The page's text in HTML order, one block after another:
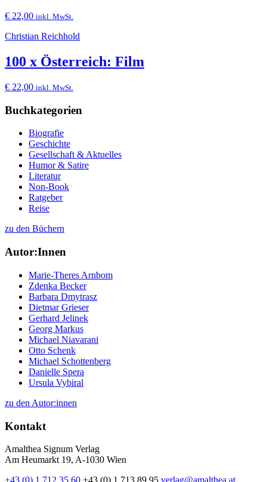
€ 22,00 inkl. MwSt.
Christian Reichhold
100 x Österreich: Film
€ 22,00 inkl. MwSt.
Buchkategorien
Biografie
Geschichte
Gesellschaft & Aktuelles
Humor & Satire
Literatur
Non-Book
Ratgeber
Reise
zu den Büchern
Autor:Innen
Marie-Theres Arnbom
Zdenka Becker
Barbara Dmytrasz
Dietmar Grieser
Gerhard Jelinek
Georg Markus
Michael Niavarani
Otto Schenk
Michael Schottenberg
Danielle Spera
Ursula Vybiral
zu den Autor:innen
Kontakt
Amalthea Signum Verlag
Am Heumarkt 19, A-1030 Wien